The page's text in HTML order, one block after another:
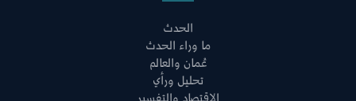
الحدث
ما وراء الحدث
عُمان والعالم
تحليل ورأي